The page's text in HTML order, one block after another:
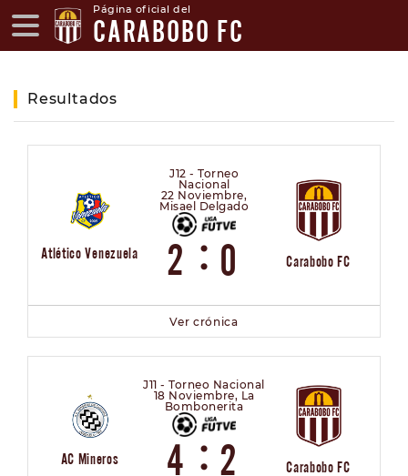
Página oficial del
CARABOBO FC
Resultados
Atlético Venezuela
J12 - Torneo
Nacional
22 Noviembre,
Misael Delgado
2 : 0 Carabobo FC
Ver crónica
AC Mineros
J11 - Torneo Nacional
18 Noviembre, La
Bombonerita
4 : 2 Carabobo FC